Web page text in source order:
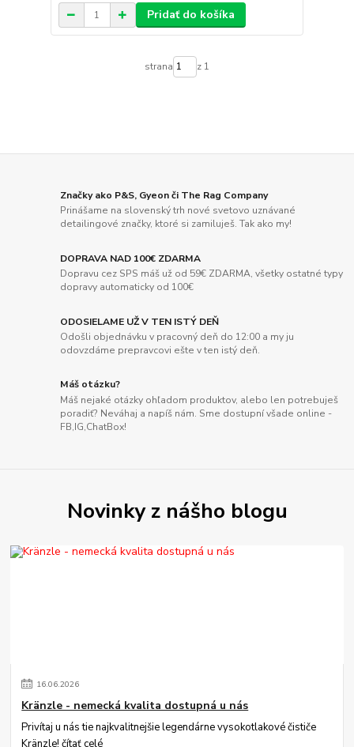
Pridať do košíka
strana z 1
Značky ako P&S, Gyeon či The Rag Company
Prinášame na slovenský trh nové svetovo uznávané
detailingové značky, ktoré si zamiluješ. Tak ako my!
DOPRAVA NAD 100€ ZDARMA
Dopravu cez SPS máš už od 59€ ZDARMA, všetky ostatné typy
dopravy automaticky od 100€
ODOSIELAME UŽ V TEN ISTÝ DEŇ
Odošli objednávku v pracovný deň do 12:00 a my ju
odovzdáme prepravcovi ešte v ten istý deň.
Máš otázku?
Máš nejaké otázky ohľadom produktov, alebo len potrebuješ
poradiť? Neváhaj a napíš nám. Sme dostupní všade online -
FB,IG,ChatBox!
Novinky z nášho blogu
16.06.2026
Kränzle - nemecká kvalita dostupná u nás
Privítaj u nás tie najkvalitnejšie legendárne vysokotlakové čističe
Kränzle!čítať celé